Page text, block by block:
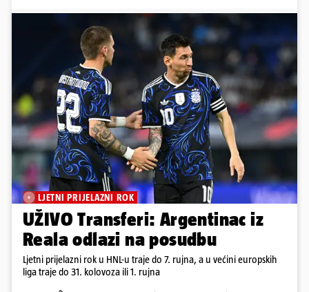
LJETNI PRIJELAZNI ROK
UŽIVO Transferi: Argentinac iz
Reala odlazi na posudbu
Ljetni prijelazni rok u HNL-u traje do 7. rujna, a u većini europskih
liga traje do 31. kolovoza ili 1. rujna